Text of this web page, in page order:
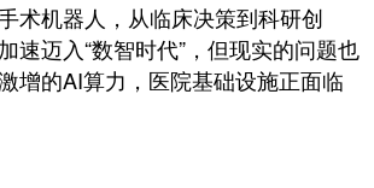
术机器人，从临床决策到科研创
速迈入“数智时代”，但现实的问题也
增的AI算力，医院基础设施正面临